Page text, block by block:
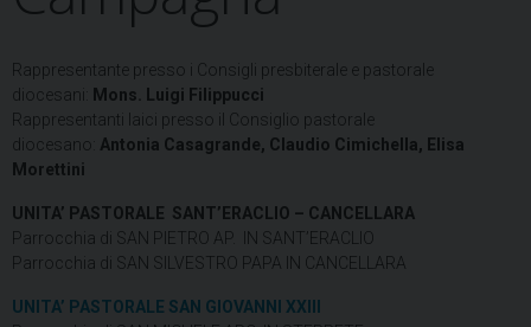
Rappresentante presso i Consigli presbiterale e pastorale
diocesani:
Mons. Luigi Filippucci
Rappresentanti laici presso il Consiglio pastorale
diocesano: Antonia Casagrande, Claudio Cimichella, Elisa
Morettini
UNITA’ PASTORALE SANT’ERACLIO – CANCELLARA
Parrocchia di SAN PIETRO AP. IN SANT’ERACLIO
Parrocchia di SAN SILVESTRO PAPA IN CANCELLARA
UNITA’ PASTORALE SAN GIOVANNI XXIII